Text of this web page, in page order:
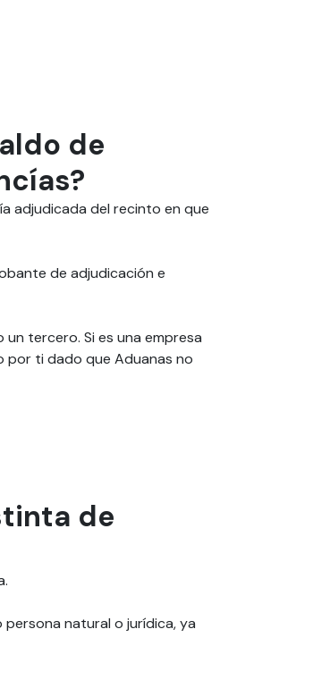
de
adjudicada del recinto en que
de adjudicación e
tercero. Si es una empresa
por ti dado que Aduanas no
de
natural o jurídica, ya